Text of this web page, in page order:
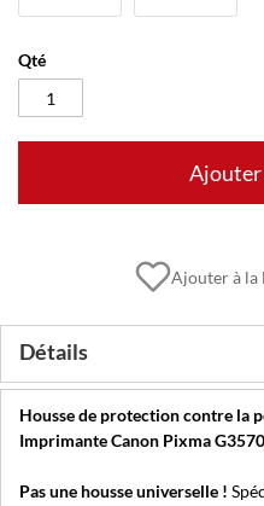
Qté
Ajouter
Ajouter à la
Détails
Housse de protection contre la
Imprimante Canon Pixma
Pas une housse universelle !